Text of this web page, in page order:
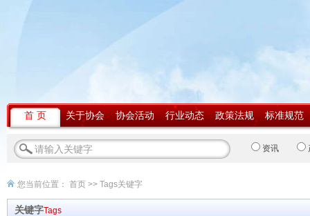
首 页 关于协会 协会活动 行业动态 政策法规 标准规范
资讯
您当前位置： 首页 >> Tags关键字
关键字Tags